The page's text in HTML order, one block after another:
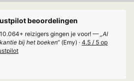
beoordelingen
reizigers gingen je voor! — „Al
bij het boeken“ (Emy) · 4.5 / 5 op